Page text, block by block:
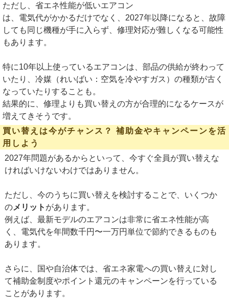
ただし、省エネ性能が低いエアコン
は、電気代がかかるだけでなく、2027年以降になると、故障
しても同じ機種が手に入らず、修理対応が難しくなる可能性
もあります。
特に10年以上使っているエアコンは、部品の供給が終わって
いたり、冷媒（れいばい：空気を冷やすガス）の種類が古く
なっていたりすることも。
結果的に、修理よりも買い替えの方が合理的になるケースが
増えてきそうです。
買い替えは今がチャンス？ 補助金やキャンペーンを活
用しよう
2027年問題があるからといって、今すぐ全員が買い替えな
ければいけないわけではありません。
ただし、今のうちに買い替えを検討することで、いくつか
のメリット があります。
例えば、最新モデルのエアコンは非常に省エネ性能が高
く、電気代を年間数千円〜一万円単位で節約できるものも
あります。
さらに、国や自治体では、省エネ家電への買い替えに対し
て補助金制度やポイント還元のキャンペーンを行っている
ことがあります。